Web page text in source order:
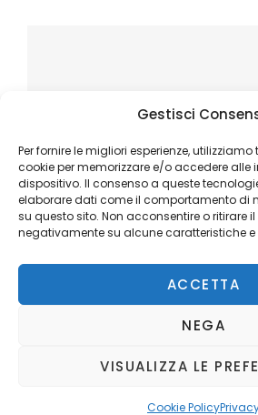
Gestisci
Per fornire le migliori esperienze,
cookie per memorizzare e/o accedere alle
dispositivo. Il consenso a queste
elaborare dati come il comportamento di
su questo sito. Non acconsentire o ritirare
negativamente su alcune caratteristiche e
ACCETTA
NEGA
VISUALIZZA LE
Cookie Policy
Copyright © 2026Ilblogger.it. All
Catch Mag byCatch